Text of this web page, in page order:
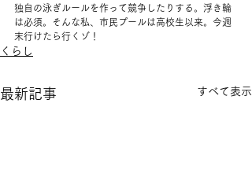
独自の泳ぎルールを作って競争したりする。浮き輪
は必須。そんな私、市民プールは高校生以来。今週
末行けたら行くゾ！
くらし
最新記事 すべて表示